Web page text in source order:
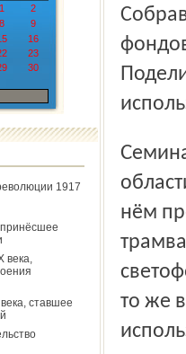
1
2
8
9
16
23
30
1917
века,
ставшее
Семинар продолжился в одном из самых молодых музеев
нём
то же